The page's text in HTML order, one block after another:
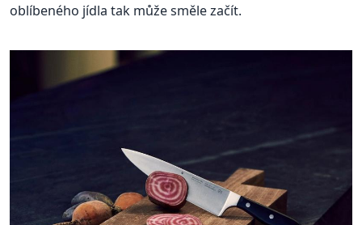
oblíbeného jídla tak může směle začít.